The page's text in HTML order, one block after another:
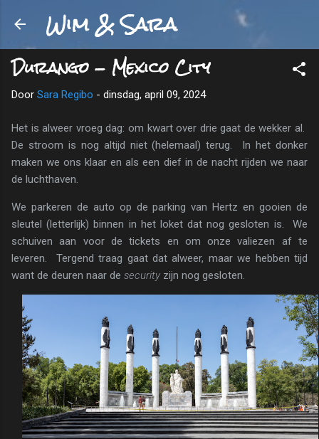
Doorgaan naar hoofdcontent
Wim & Sara
Durango - Mexico City
Door Sara Regibo - dinsdag, april 09, 2024
Het is alweer vroeg dag: om kwart over drie gaat de wekker al.
De stroom is nog altijd niet (helemaal) terug. In het donker
maken we ons klaar en als een dief in de nacht rijden we naar
de luchthaven.
We parkeren de auto op de parking van Hertz en gooien de
sleutel (letterlijk) binnen in het loket dat nog gesloten is. We
schuiven aan voor de tickets en om onze valiezen af te
leveren. Tergend traag gaat dat alweer, maar we hebben tijd
want de deuren naar de security zijn nog gesloten.